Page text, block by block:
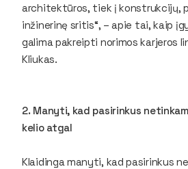
architektūros, tiek į konstrukcijų,
inžinerinę sritis“, – apie tai, kaip
galima pakreipti norimos karjeros
Kliukas.
2. Manyti, kad pasirinkus
kelio atgal
Klaidinga manyti, kad pasirinkus